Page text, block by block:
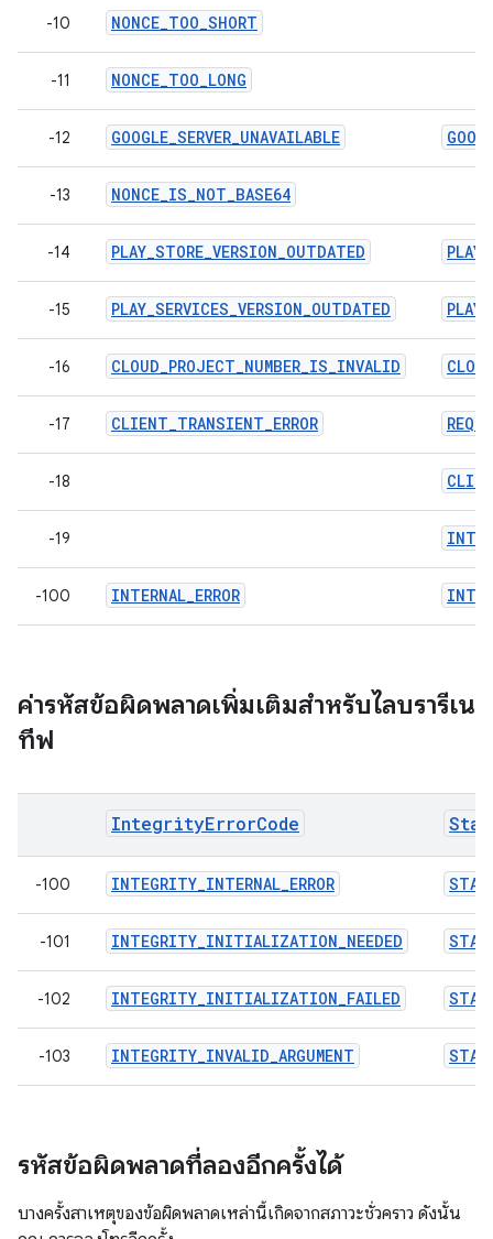
-10 NONCE_TOO_SHORT
-11 NONCE_TOO_LONG
-12 GOOGLE_SERVER_UNAVAILABLE
-13 NONCE_IS_NOT_BASE64
-14 PLAY_STORE_VERSION_OUTDATED
-15 PLAY_SERVICES_VERSION_OUTDATED
-16 CLOUD_PROJECT_NUMBER_IS_INVALID
-17 CLIENT_TRANSIENT_ERROR
-18
-19
-100 INTERNAL_ERROR
ค่ารหัสข้อผิดพลาดเพิ่มเติมสำหรับไลบรารีเน
ทีฟ
IntegrityErrorCode
-100 INTEGRITY_INTERNAL_ERROR
-101 INTEGRITY_INITIALIZATION_NEEDED
-102 INTEGRITY_INITIALIZATION_FAILED
-103 INTEGRITY_INVALID_ARGUMENT
รหัสข้อผิดพลาดที่ลองอีกครั้งได้
บางครั้งสาเหตุของข้อผิดพลาดเหล่านี้เกิดจากสภาวะชั่วคราว ดังนั้น